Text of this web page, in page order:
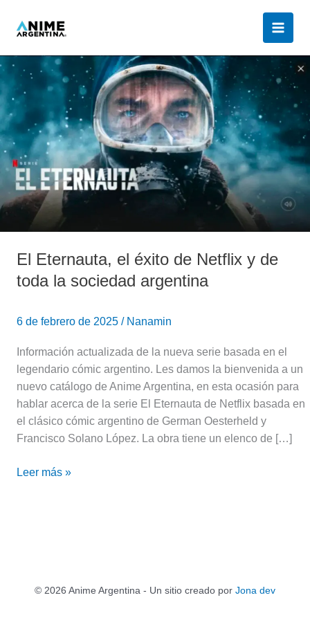
El Eternauta, el éxito de Netflix y de
toda la sociedad argentina
6 de febrero de 2025 / Nanamin
Información actualizada de la nueva serie basada en el
legendario cómic argentino. Les damos la bienvenida a un
nuevo catálogo de Anime Argentina, en esta ocasión para
hablar acerca de la serie El Eternauta de Netflix basada en
el clásico cómic argentino de German Oesterheld y
Francisco Solano López. La obra tiene un elenco de […]
Eternauta,
el
de
Netflix
y
de
toda
argentina
Leer más »
© 2026 Anime Argentina - Un sitio creado por Jona dev